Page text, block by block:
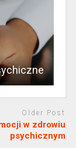
Older Post
w zdrowiu
psychicznym